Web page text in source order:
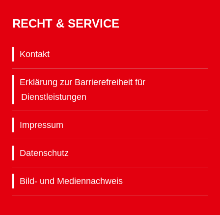
RECHT & SERVICE
Kontakt
Erklärung zur Barrierefreiheit für
Dienstleistungen
Impressum
Datenschutz
Bild- und Mediennachweis